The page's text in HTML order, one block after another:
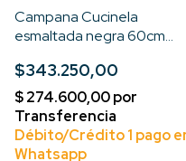
Campana Cucinela
esmaltada negra 60cm
Motor Turbo 3V
$343.250,00